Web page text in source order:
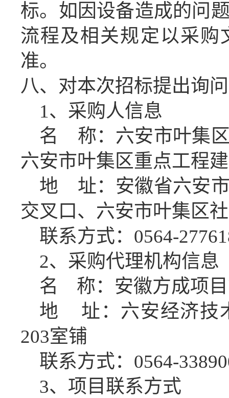
标。如因设备造成的问
流程及相关规定以采购
准。
八、对本次招标提出询
1、采购人信息
名
称：六安市叶集
六安市叶集区重点工程
地
址：安徽省六安
交叉口 、 六安市叶集区
联系方式： 0564-
2、采购代理机构信息
名
称：安徽方成项
地
址：六安经济技
203室铺
联系方式： 0564-
3、项目联系方式